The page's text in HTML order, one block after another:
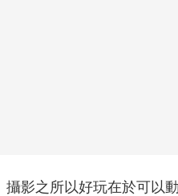
攝影之所以好玩在於可以